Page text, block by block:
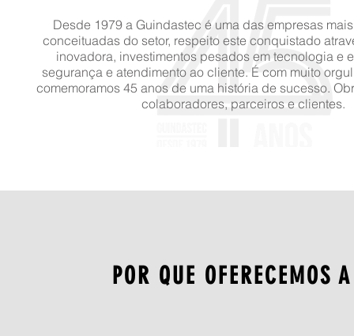
Desde 1979 a Guindastec é uma das empresas
conceituadas do setor, respeito este conquistado
inovadora, investimentos pesados em tecnologia e
segurança e atendimento ao cliente. É com muito
comemoramos 45 anos de uma história de sucesso.
colaboradores, parceiros e clientes.
POR QUE OFERECEMOS